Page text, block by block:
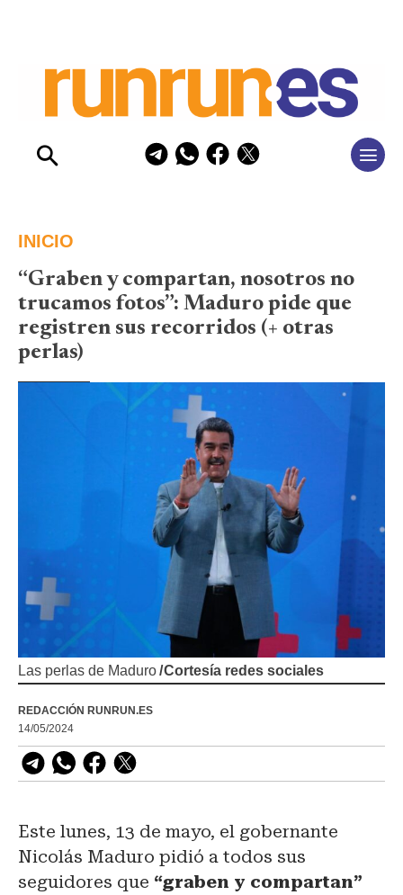
INICIO
“Graben y compartan, nosotros no
trucamos fotos”: Maduro pide que
registren sus recorridos (+ otras
perlas)
Las perlas de Maduro/Cortesía redes sociales
REDACCIÓN RUNRUN.ES
14/05/2024
Este lunes, 13 de mayo, el gobernante
Nicolás Maduro pidió a todos sus
seguidores que “graben y compartan”